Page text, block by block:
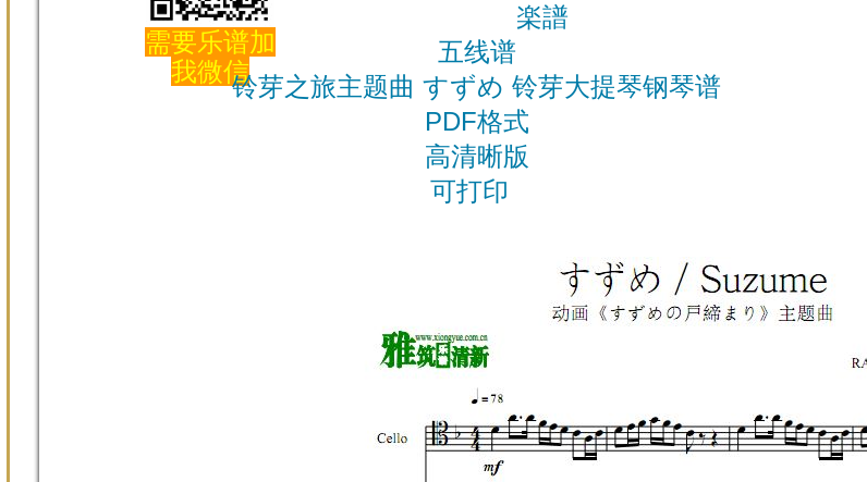
需要乐谱加
我微信
楽譜
五线谱
铃芽之旅主题曲 すずめ 铃芽大提琴钢琴谱
PDF格式
高清晰版
可打印